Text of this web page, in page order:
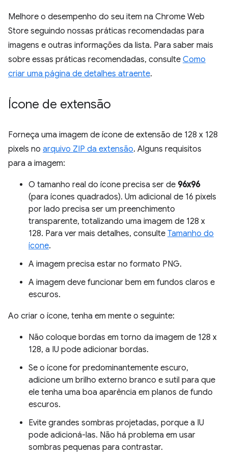
Melhore o desempenho do seu item na Chrome Web
Store seguindo nossas práticas recomendadas para
imagens e outras informações da lista. Para saber mais
sobre essas práticas recomendadas, consulte Como
criar uma página de detalhes atraente.
Ícone de extensão
Forneça uma imagem de ícone de extensão de 128 x 128
pixels no arquivo ZIP da extensão. Alguns requisitos
para a imagem:
O tamanho real do ícone precisa ser de 96x96
(para ícones quadrados). Um adicional de 16 pixels
por lado precisa ser um preenchimento
transparente, totalizando uma imagem de 128 x
128. Para ver mais detalhes, consulte Tamanho do
ícone.
A imagem precisa estar no formato PNG.
A imagem deve funcionar bem em fundos claros e
escuros.
Ao criar o ícone, tenha em mente o seguinte:
Não coloque bordas em torno da imagem de 128 x
128, a IU pode adicionar bordas.
Se o ícone for predominantemente escuro,
adicione um brilho externo branco e sutil para que
ele tenha uma boa aparência em planos de fundo
escuros.
Evite grandes sombras projetadas, porque a IU
pode adicioná-las. Não há problema em usar
sombras pequenas para contrastar.